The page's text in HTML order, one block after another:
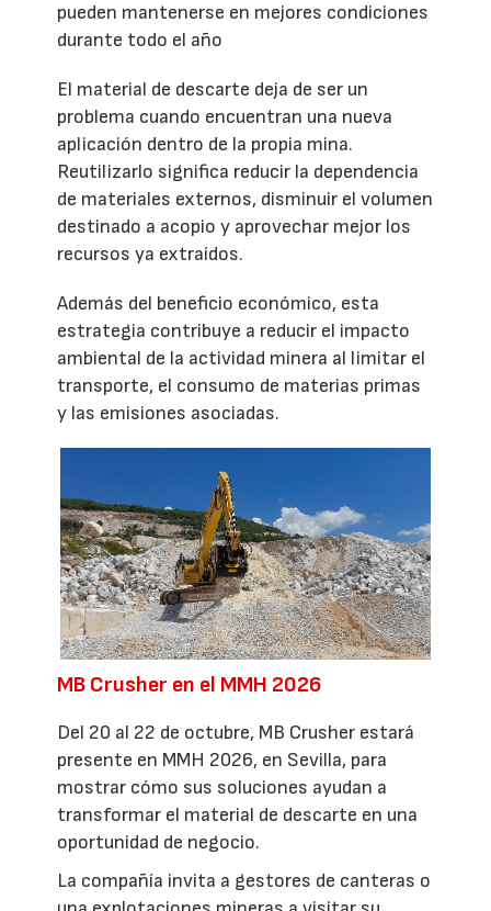
pueden mantenerse en mejores condiciones
durante todo el año
El material de descarte deja de ser un
problema cuando encuentran una nueva
aplicación dentro de la propia mina.
Reutilizarlo significa reducir la dependencia
de materiales externos, disminuir el volumen
destinado a acopio y aprovechar mejor los
recursos ya extraídos.
Además del beneficio económico, esta
estrategia contribuye a reducir el impacto
ambiental de la actividad minera al limitar el
transporte, el consumo de materias primas
y las emisiones asociadas.
MB Crusher en el MMH 2026
Del 20 al 22 de octubre, MB Crusher estará
presente en MMH 2026, en Sevilla, para
mostrar cómo sus soluciones ayudan a
transformar el material de descarte en una
oportunidad de negocio.
La compañía invita a gestores de canteras o